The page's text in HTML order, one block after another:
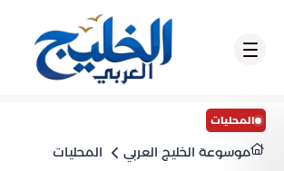
المحليات
موسوعة الخليج العربي المحليات